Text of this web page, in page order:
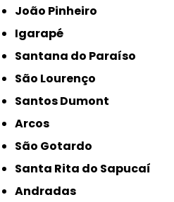
João Pinheiro
Igarapé
Santana do Paraíso
São Lourenço
Santos Dumont
Arcos
São Gotardo
Santa Rita do Sapucaí
Andradas